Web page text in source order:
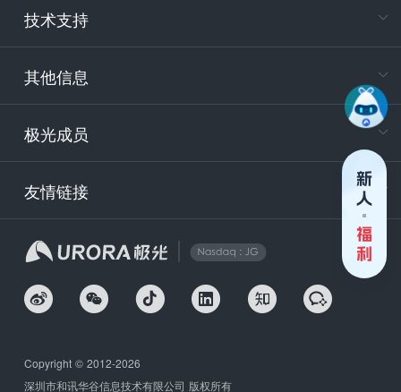
技术支持
其他信息
极光成员
友情链接
Copyright © 2012-2026
深圳市和讯华谷信息技术有限公司 版权所有
400-
技
安
企